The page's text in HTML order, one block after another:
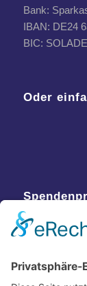
Bank:
IBAN: DE24
BIC:
Oder